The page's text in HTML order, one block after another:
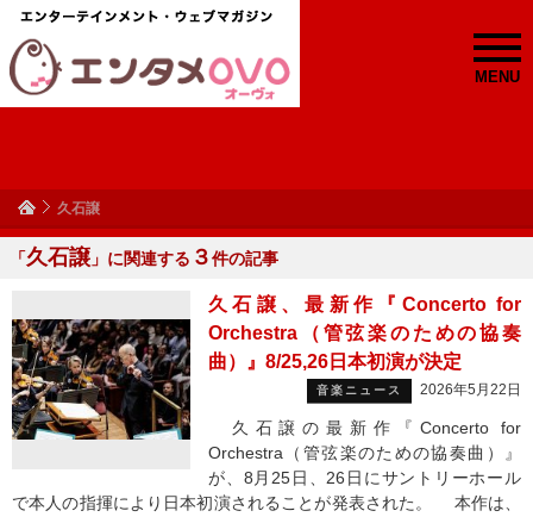
MENU
久石譲
「久石譲 」に関連する ３件の記事
久石譲、最新作『Concerto for
Orchestra（管弦楽のための協奏
曲）』8/25,26日本初演が決定
音楽ニュース 2026年5月22日
久石譲の最新作『Concerto for
Orchestra（管弦楽のための協奏曲）』
が、8月25日、26日にサントリーホール
で本人の指揮により日本初演されることが発表された。 本作は、